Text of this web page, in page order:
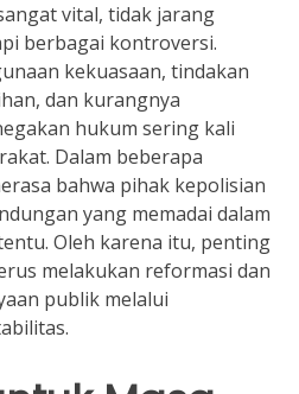
vital, tidak jarang
berbagai kontroversi.
kekuasaan, tindakan
dan kurangnya
hukum sering kali
Dalam beberapa
bahwa pihak kepolisian
yang memadai dalam
Oleh karena itu, penting
melakukan reformasi dan
publik melalui